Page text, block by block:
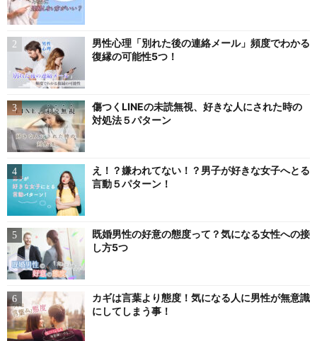
男性心理「別れた後の連絡メール」頻度でわかる
復縁の可能性5つ！
傷つくLINEの未読無視、好きな人にされた時の
対処法５パターン
え！？嫌われてない！？男子が好きな女子へとる
言動５パターン！
既婚男性の好意の態度って？気になる女性への接
し方5つ
カギは言葉より態度！気になる人に男性が無意識
にしてしまう事！